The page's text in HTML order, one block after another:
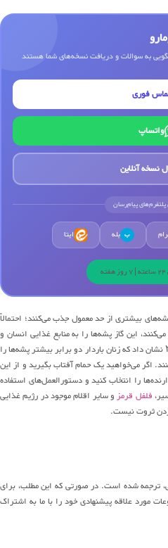
فوری
واتساپ
نسخه آنلاین
پلتفرم‌های پیام‌رسان
ب بله ایتا
بیشتری از حد معمول جذب می‌کنند؛ احتمالاً
این گاز پشه‌ها را به منابع غذایی انسان و
حیوان جذب می‌کند. یک مطالعه در سال ۲۰۰۲ نشان داد که زنان باردار دو برابر بیشتر پشه‌ها را
اگر می‌خواهید یک حمام آفتاب بگیرید و از این
را انتخاب کنید و دستورالعمل‌های استفاده
فلفل قرمز و سایر اقلام موجود در رژیم غذایی
ثروت نیست.
ترجمه شده است. در صورتی که این مطلب، برای
مورد علاقه پیشنهادی خود را با ما به اشتراک